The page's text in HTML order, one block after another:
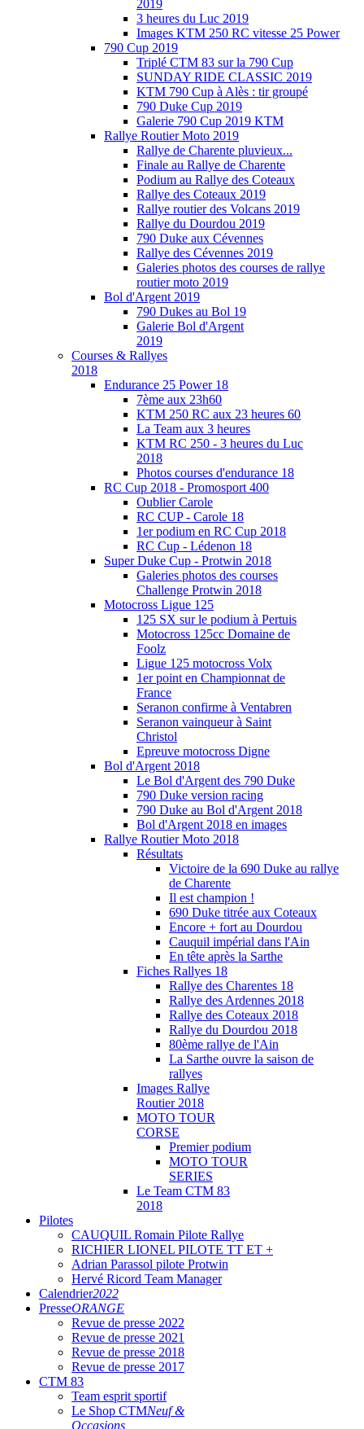
2019
3 heures du Luc 2019
Images KTM 250 RC vitesse 25 Power
790 Cup 2019
Triplé CTM 83 sur la 790 Cup
SUNDAY RIDE CLASSIC 2019
KTM 790 Cup à Alès : tir groupé
790 Duke Cup 2019
Galerie 790 Cup 2019 KTM
Rallye Routier Moto 2019
Rallye de Charente pluvieux...
Finale au Rallye de Charente
Podium au Rallye des Coteaux
Rallye des Coteaux 2019
Rallye routier des Volcans 2019
Rallye du Dourdou 2019
790 Duke aux Cévennes
Rallye des Cévennes 2019
Galeries photos des courses de rallye
routier moto 2019
Bol d'Argent 2019
790 Dukes au Bol 19
Galerie Bol d'Argent
2019
Courses & Rallyes
2018
Endurance 25 Power 18
7ème aux 23h60
KTM 250 RC aux 23 heures 60
La Team aux 3 heures
KTM RC 250 - 3 heures du Luc
2018
Photos courses d'endurance 18
RC Cup 2018 - Promosport 400
Oublier Carole
RC CUP - Carole 18
1er podium en RC Cup 2018
RC Cup - Lédenon 18
Super Duke Cup - Protwin 2018
Galeries photos des courses
Challenge Protwin 2018
Motocross Ligue 125
125 SX sur le podium à Pertuis
Motocross 125cc Domaine de
Foolz
Ligue 125 motocross Volx
1er point en Championnat de
France
Seranon confirme à Ventabren
Seranon vainqueur à Saint
Christol
Epreuve motocross Digne
Bol d'Argent 2018
Le Bol d'Argent des 790 Duke
790 Duke version racing
790 Duke au Bol d'Argent 2018
Bol d'Argent 2018 en images
Rallye Routier Moto 2018
Résultats
Victoire de la 690 Duke au rallye
de Charente
Il est champion !
690 Duke titrée aux Coteaux
Encore + fort au Dourdou
Cauquil impérial dans l'Ain
En tête après la Sarthe
Fiches Rallyes 18
Rallye des Charentes 18
Rallye des Ardennes 2018
Rallye des Coteaux 2018
Rallye du Dourdou 2018
80ème rallye de l'Ain
La Sarthe ouvre la saison de
rallyes
Images Rallye
Routier 2018
MOTO TOUR
CORSE
Premier podium
MOTO TOUR
SERIES
Le Team CTM 83
2018
Pilotes
CAUQUIL Romain Pilote Rallye
RICHIER LIONEL PILOTE TT ET +
Adrian Parassol pilote Protwin
Hervé Ricord Team Manager
Calendrier2022
PresseORANGE
Revue de presse 2022
Revue de presse 2021
Revue de presse 2018
Revue de presse 2017
CTM 83
Team esprit sportif
Le Shop CTMNeuf &
Occasions